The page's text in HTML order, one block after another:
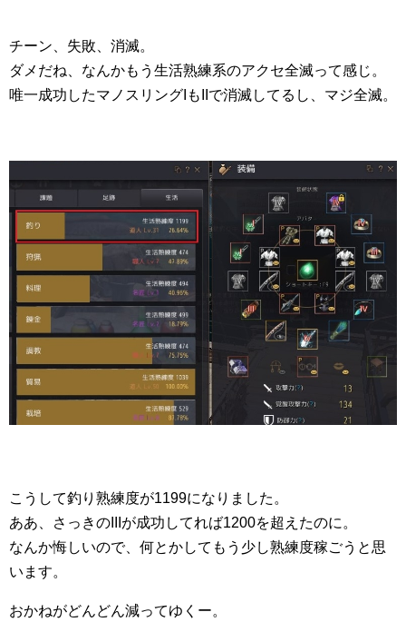
チーン、失敗、消滅。
ダメだね、なんかもう生活熟練系のアクセ全滅って感じ。
唯一成功したマノスリングIもIIで消滅してるし、マジ全滅。
こうして釣り熟練度が1199になりました。
ああ、さっきのIIIが成功してれば1200を超えたのに。
なんか悔しいので、何とかしてもう少し熟練度稼ごうと思
います。
おかねがどんどん減ってゆくー。